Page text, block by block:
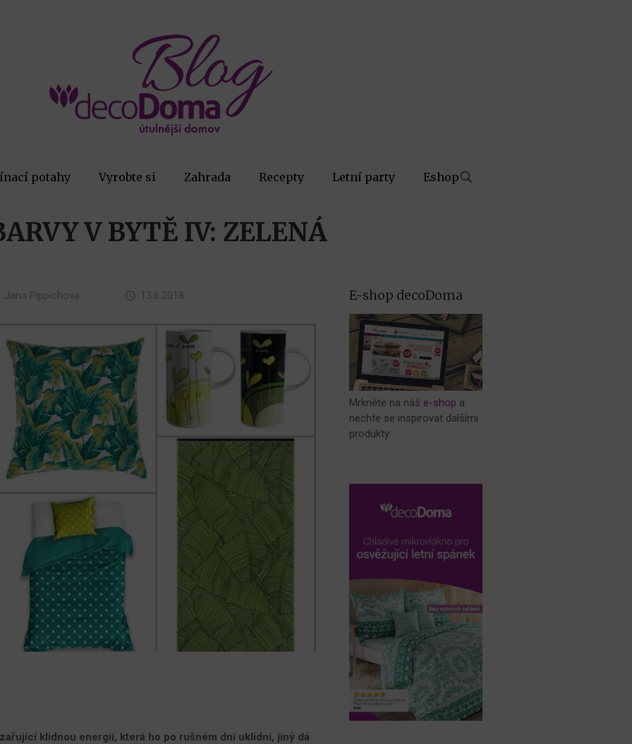
potahy Vyrobte si Zahrada Recepty Letní party Eshop
V BYTĚ IV: ZELENÁ
Jana Pippichova 13.6.2018
klidnou energií, která ho po rušném dni uklidní, jiný dá
E-shop decoDoma
Mrkněte na náš e-shop a
nechte se inspirovat dalšími
produkty.